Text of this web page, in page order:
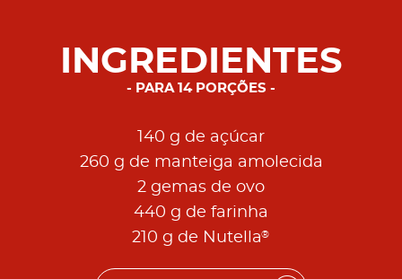
INGREDIENTES
PARA 14 PORÇÕES
140 g de açúcar
260 g de manteiga amolecida
2 gemas de ovo
440 g de farinha
210 g de Nutella®